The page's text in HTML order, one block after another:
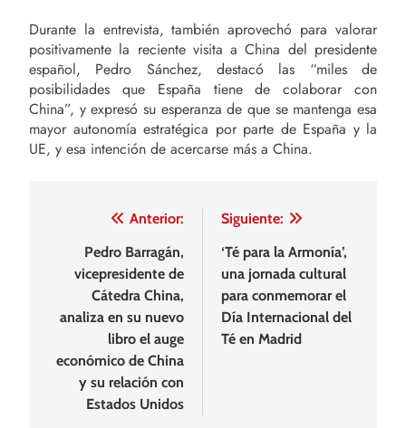
Durante la entrevista, también aprovechó para valorar
positivamente la reciente visita a China del presidente
español, Pedro Sánchez, destacó las “miles de
posibilidades que España tiene de colaborar con
China”, y expresó su esperanza de que se mantenga esa
mayor autonomía estratégica por parte de España y la
UE, y esa intención de acercarse más a China.
Navegación
entradas
Anterior:
Pedro Barragán,
vicepresidente de
Cátedra China,
analiza en su nuevo
libro el auge
económico de China
y su relación con
Estados Unidos
Siguiente:
‘Té para la Armonía’,
una jornada cultural
para conmemorar el
Día Internacional del
Té en Madrid